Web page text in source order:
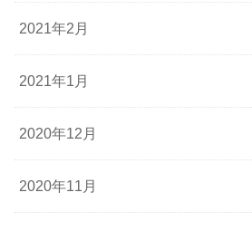
2021年2月
2021年1月
2020年12月
2020年11月